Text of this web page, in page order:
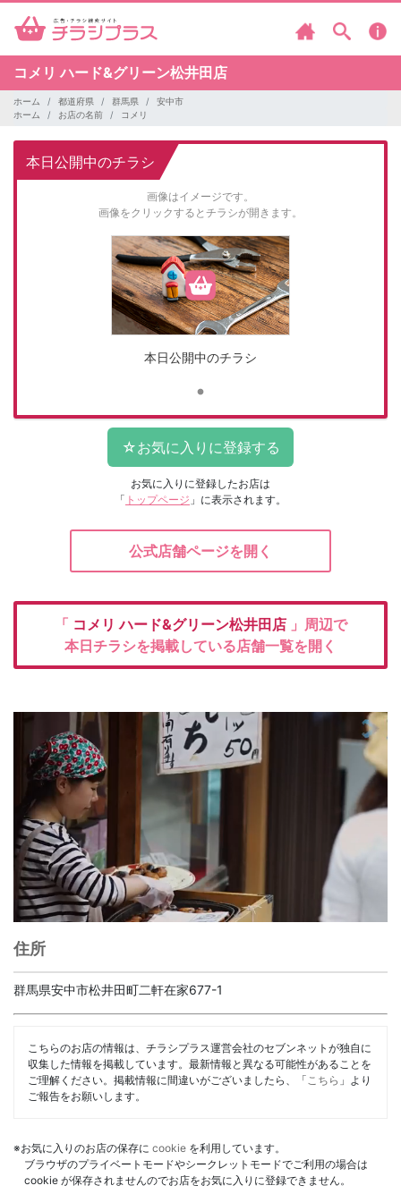
コメリハード&グリーン松井田店
ホーム 都道府県 群馬県
安中市
ホーム
お店の名前 コメリ
本日公開中のチラシ
画像はイメージです。
画像をクリックするとチラシが開きます。
本日公開中のチラシ
お気に入りに登録したお店は
「 トップページ 」に表示されます。
公式店舗ページを開く
「 コメリハード&グリーン松井田店 」周辺で
本日チラシを掲載している店舗一覧を開く
住所
群馬県安中市松井田町二軒在家677-1
こちらのお店の情報は、チラシプラス運営会社のセブンネットが独自に
収集した情報を掲載しています。最新情報と異なる可能性があることを
ご理解ください。掲載情報に間違いがございましたら、「 こちら 」より
ご報告をお願いします。
※お気に入りのお店の保存に cookie を利用しています。
ブラウザのプライベートモードやシークレットモードでご利用の場合は
cookie が保存されませんのでお店をお気に入りに登録できません。